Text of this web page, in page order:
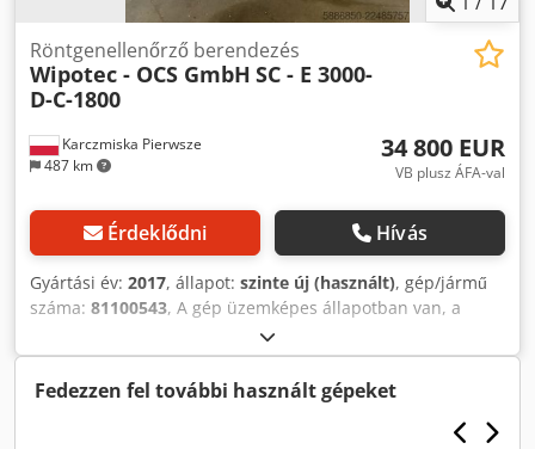
Karczmiska Pierwsze
487 km
Röntgenellenőrző berendezés
Wipotec - OCS GmbH SC - E 3000-
D-C-1800
34 800 EUR
VB plusz ÁFA-val
Érdeklődni Hívás
Gyártási év: 2017, állapot: szinte új (használt), gép/jármű
száma: 81100543, A gép üzemképes állapotban van, a
vásárlástól számítva mindössze 3 évig üzemelt. Az eszközt
a 220 ml-es és 360 ml-es kiszerelésű levesek
csomagolására szolgáló gyártósorban telepítették. Gyártási
sorozat: SC-3000-XXX Szkennelési szélesség: 320 mm
Optikai felbontás: 1 pixel = 0,16 mm Névleges feszültség:
Fedezzen fel további használt gépeket